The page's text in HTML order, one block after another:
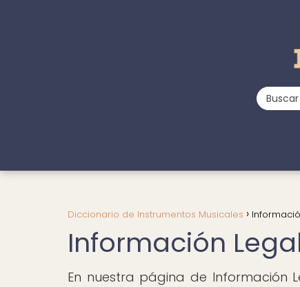
Diccionario de Instrumentos Musicales
Información
En nuestra página de Información